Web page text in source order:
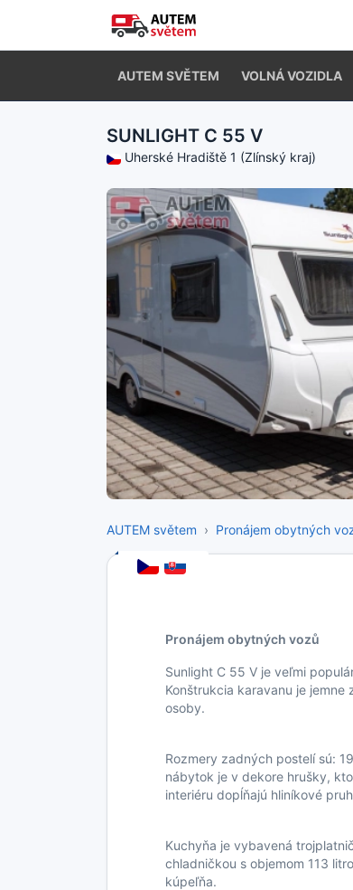
AUTEM SVĚTEM VOLNÁ VOZIDLA
SUNLIGHT C 55 V
Uherské Hradiště 1 (Zlínský kraj)
AUTEM světem Pronájem obytných
Pronájem obytných vozů
Sunlight C 55 V je veľmi
Konštrukcia karavanu je
osoby.
Rozmery zadných postelí sú:
nábytok je v dekore hrušky,
interiéru dopĺňajú hliníkové
Kuchyňa je vybavená
chladničkou s objemom 113
kúpeľňa.